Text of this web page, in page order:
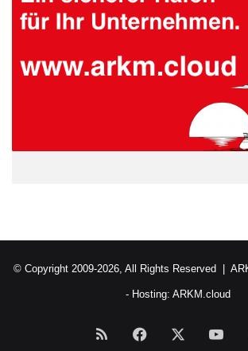
© Copyright 2009-2026, All Rights Reserved |
- Hosting: ARKM.cloud
RSS Facebook